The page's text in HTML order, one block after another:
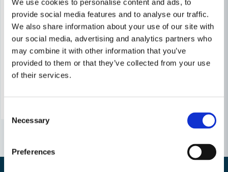
We use cookies to personalise content and ads, to
provide social media features and to analyse our traffic.
We also share information about your use of our site with
our social media, advertising and analytics partners who
may combine it with other information that you’ve
provided to them or that they’ve collected from your use
of their services.
Selection
Necessary
Preferences
Schwabe Grenuttag CEE 16A/3X220V IP44
809 kr
579 kr
Leveranstid ifrån leverantör ca
3-7 arbetsdagar